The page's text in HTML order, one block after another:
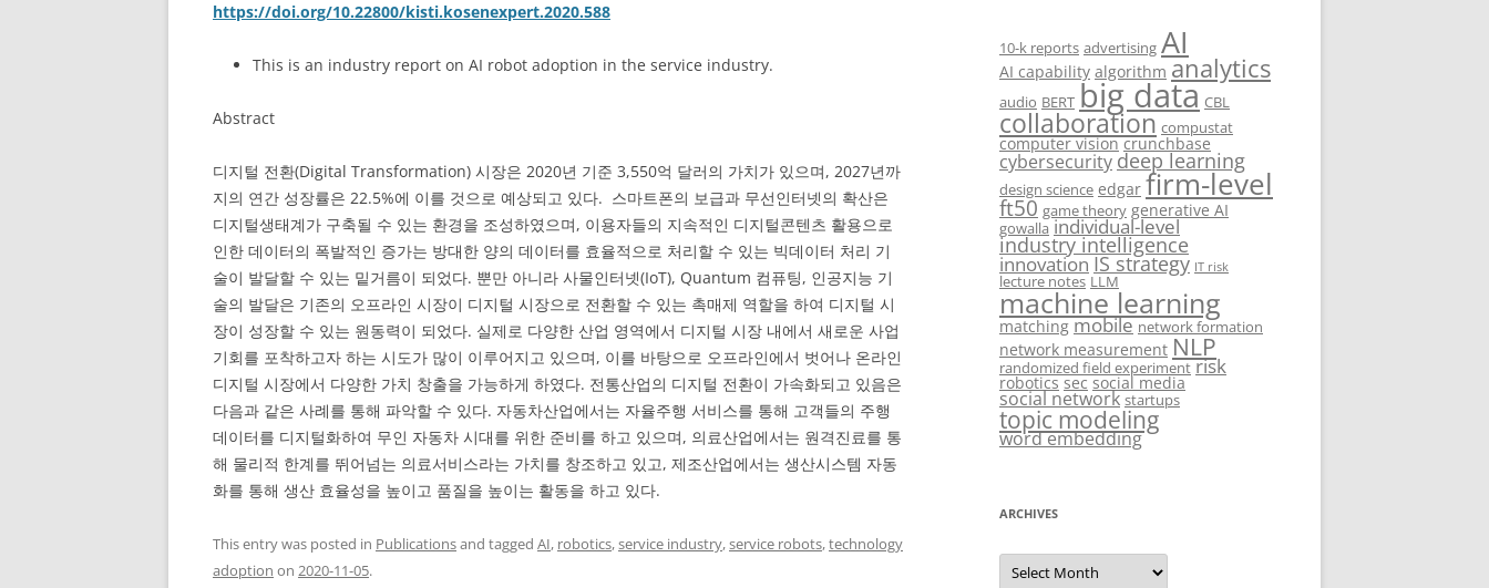
https://doi.org/10.22800/kisti.kosenexpert.2020.588
This is an industry report on AI robot adoption in the service industry.
Abstract
디지털 전환(Digital Transformation) 시장은 2020년 기준 3,550억 달러의 가치가 있으며, 2027년까
지의 연간 성장률은 22.5%에 이를 것으로 예상되고 있다. 스마트폰의 보급과 무선인터넷의 확산은
디지털생태계가 구축될 수 있는 환경을 조성하였으며, 이용자들의 지속적인 디지털콘텐츠 활용으로
인한 데이터의 폭발적인 증가는 방대한 양의 데이터를 효율적으로 처리할 수 있는 빅데이터 처리 기
술이 발달할 수 있는 밑거름이 되었다. 뿐만 아니라 사물인터넷(IoT), Quantum 컴퓨팅, 인공지능 기
술의 발달은 기존의 오프라인 시장이 디지털 시장으로 전환할 수 있는 촉매제 역할을 하여 디지털 시
장이 성장할 수 있는 원동력이 되었다. 실제로 다양한 산업 영역에서 디지털 시장 내에서 새로운 사업
기회를 포착하고자 하는 시도가 많이 이루어지고 있으며, 이를 바탕으로 오프라인에서 벗어나 온라인
디지털 시장에서 다양한 가치 창출을 가능하게 하였다. 전통산업의 디지털 전환이 가속화되고 있음은
다음과 같은 사례를 통해 파악할 수 있다. 자동차산업에서는 자율주행 서비스를 통해 고객들의 주행
데이터를 디지털화하여 무인 자동차 시대를 위한 준비를 하고 있으며, 의료산업에서는 원격진료를 통
해 물리적 한계를 뛰어넘는 의료서비스라는 가치를 창조하고 있고, 제조산업에서는 생산시스템 자동
화를 통해 생산 효율성을 높이고 품질을 높이는 활동을 하고 있다.
This entry was posted in Publicationsand tagged AI, robotics,service industry,service robots,technology
adoption on 2020-11-05.
10-k reports advertising AI
AI capability algorithm analytics
audio BERT big data CBL
collaboration compustat
computer vision crunchbase
cybersecuritydeep learning
design science edgar firm-level
ft50 game theory generative AI
gowalla individual-level
industry intelligence
innovation IS strategy IT risk
lecture notes LLM
machine learning
matching mobile network formation
network measurement NLP
randomized field experiment risk
robotics sec social media
social network startups
topic modeling
word embedding
ARCHIVES
Archives